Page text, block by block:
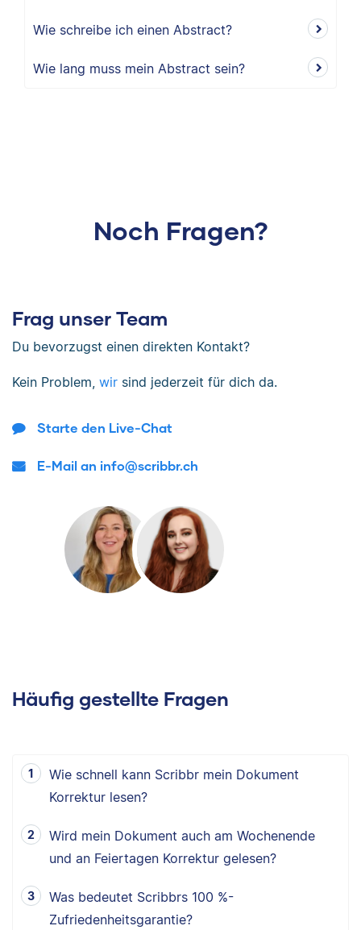
Wie schreibe ich einen Abstract?
Wie lang muss mein Abstract sein?
Noch Fragen?
Frag unser Team
Du bevorzugst einen direkten Kontakt?
Kein Problem, wir sind jederzeit für dich da.
Starte den Live-Chat
E-Mail an info@scribbr.ch
Häufig gestellte Fragen
Wie schnell kann Scribbr mein Dokument
Korrektur lesen?
Wird mein Dokument auch am Wochenende
und an Feiertagen Korrektur gelesen?
Was bedeutet Scribbrs 100 %-
Zufriedenheitsgarantie?